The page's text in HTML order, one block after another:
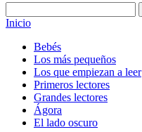
Inicio
Bebés
Los más pequeños
Los que empiezan a leer
Primeros lectores
Grandes lectores
Ágora
El lado oscuro